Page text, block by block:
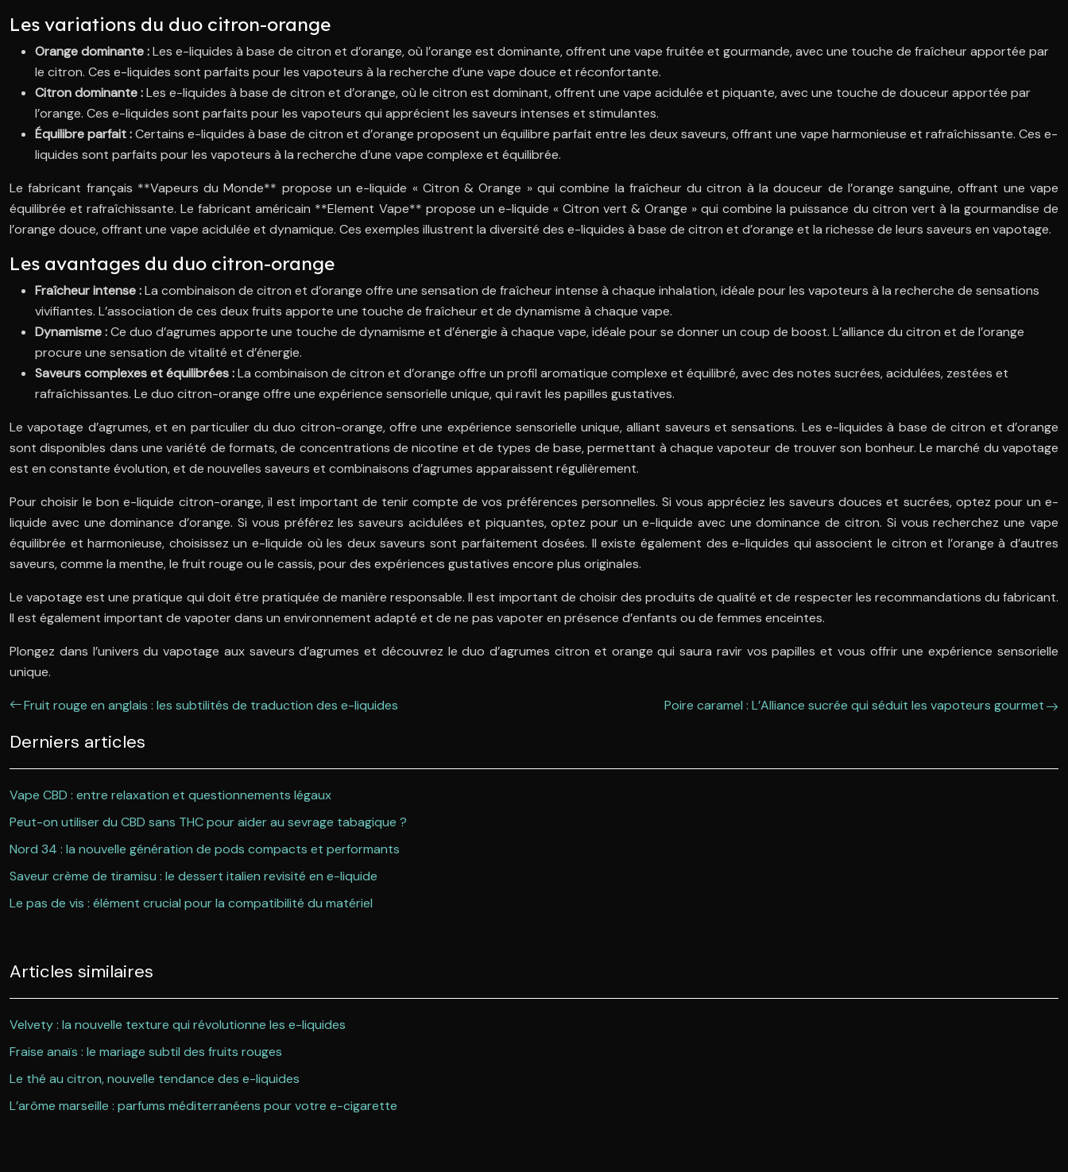
Les variations du duo citron-orange
Orange dominante :Les e-liquides à base de citron et d’orange, où l’orange est dominante, offrent une vape fruitée et gourmande, avec une touche de fraîcheur apportée par
le citron. Ces e-liquides sont parfaits pour les vapoteurs à la recherche d’une vape douce et réconfortante.
Citron dominante :Les e-liquides à base de citron et d’orange, où le citron est dominant, offrent une vape acidulée et piquante, avec une touche de douceur apportée par
l’orange. Ces e-liquides sont parfaits pour les vapoteurs qui apprécient les saveurs intenses et stimulantes.
Équilibre parfait :Certains e-liquides à base de citron et d’orange proposent un équilibre parfait entre les deux saveurs, offrant une vape harmonieuse et rafraîchissante. Ces e-
liquides sont parfaits pour les vapoteurs à la recherche d’une vape complexe et équilibrée.
Le fabricant français **Vapeurs du Monde** propose un e-liquide « Citron & Orange » qui combine la fraîcheur du citron à la douceur de l’orange sanguine, offrant une vape
équilibrée et rafraîchissante. Le fabricant américain **Element Vape** propose un e-liquide « Citron vert & Orange » qui combine la puissance du citron vert à la gourmandise de
l’orange douce, offrant une vape acidulée et dynamique. Ces exemples illustrent la diversité des e-liquides à base de citron et d’orange et la richesse de leurs saveurs en vapotage.
Les avantages du duo citron-orange
Fraîcheur intense :La combinaison de citron et d’orange offre une sensation de fraîcheur intense à chaque inhalation, idéale pour les vapoteurs à la recherche de sensations
vivifiantes. L’association de ces deux fruits apporte une touche de fraîcheur et de dynamisme à chaque vape.
Dynamisme :Ce duo d’agrumes apporte une touche de dynamisme et d’énergie à chaque vape, idéale pour se donner un coup de boost. L’alliance du citron et de l’orange
procure une sensation de vitalité et d’énergie.
Saveurs complexes et équilibrées :La combinaison de citron et d’orange offre un profil aromatique complexe et équilibré, avec des notes sucrées, acidulées, zestées et
rafraîchissantes. Le duo citron-orange offre une expérience sensorielle unique, qui ravit les papilles gustatives.
Le vapotage d’agrumes, et en particulier du duo citron-orange, offre une expérience sensorielle unique, alliant saveurs et sensations. Les e-liquides à base de citron et d’orange
sont disponibles dans une variété de formats, de concentrations de nicotine et de types de base, permettant à chaque vapoteur de trouver son bonheur. Le marché du vapotage
est en constante évolution, et de nouvelles saveurs et combinaisons d’agrumes apparaissent régulièrement.
Pour choisir le bon e-liquide citron-orange, il est important de tenir compte de vos préférences personnelles. Si vous appréciez les saveurs douces et sucrées, optez pour un e-
liquide avec une dominance d’orange. Si vous préférez les saveurs acidulées et piquantes, optez pour un e-liquide avec une dominance de citron. Si vous recherchez une vape
équilibrée et harmonieuse, choisissez un e-liquide où les deux saveurs sont parfaitement dosées. Il existe également des e-liquides qui associent le citron et l’orange à d’autres
saveurs, comme la menthe, le fruit rouge ou le cassis, pour des expériences gustatives encore plus originales.
Le vapotage est une pratique qui doit être pratiquée de manière responsable. Il est important de choisir des produits de qualité et de respecter les recommandations du fabricant.
Il est également important de vapoter dans un environnement adapté et de ne pas vapoter en présence d’enfants ou de femmes enceintes.
Plongez dans l’univers du vapotage aux saveurs d’agrumes et découvrez le duo d’agrumes citron et orange qui saura ravir vos papilles et vous offrir une expérience sensorielle
unique.
Fruit rouge en anglais : les subtilités de traduction des e-liquides
Poire caramel : L’Alliance sucrée qui séduit les vapoteurs gourmet
Derniers articles
Vape CBD : entre relaxation et questionnements légaux
Peut-on utiliser du CBD sans THC pour aider au sevrage tabagique ?
Nord 34 : la nouvelle génération de pods compacts et performants
Saveur crème de tiramisu : le dessert italien revisité en e-liquide
Le pas de vis : élément crucial pour la compatibilité du matériel
Articles similaires
Velvety : la nouvelle texture qui révolutionne les e-liquides
Fraise anaïs : le mariage subtil des fruits rouges
Le thé au citron, nouvelle tendance des e-liquides
L’arôme marseille : parfums méditerranéens pour votre e-cigarette